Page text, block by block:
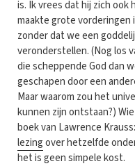
is. Ik vrees dat hij zich ook
maakte grote vorderingen
zonder dat we een
veronderstellen. (Nog los
die scheppende God dan
geschapen door een
Maar waarom zou het
kunnen zijn ontstaan?)
boek van Lawrence Krauss:
lezingover hetzelfde
het is geen simpele kost.